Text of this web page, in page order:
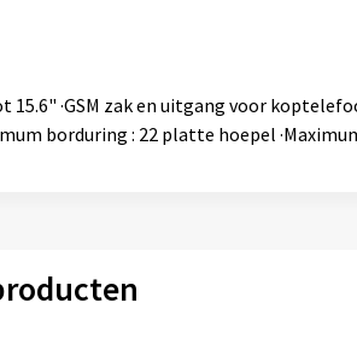
·GSM zak en uitgang voor
borduring : 22 platte hoepel